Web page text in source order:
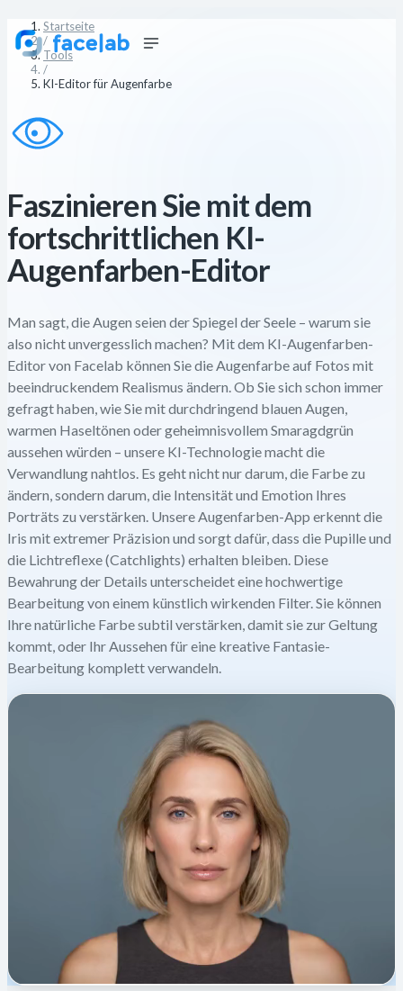
Startseite
/
Tools
/
KI-Editor für Augenfarbe
Faszinieren Sie mit dem
fortschrittlichen KI-
Augenfarben-Editor
Man sagt, die Augen seien der Spiegel der Seele – warum sie
also nicht unvergesslich machen? Mit dem KI-Augenfarben-
Editor von Facelab können Sie die Augenfarbe auf Fotos mit
beeindruckendem Realismus ändern. Ob Sie sich schon immer
gefragt haben, wie Sie mit durchdringend blauen Augen,
warmen Haseltönen oder geheimnisvollem Smaragdgrün
aussehen würden – unsere KI-Technologie macht die
Verwandlung nahtlos. Es geht nicht nur darum, die Farbe zu
ändern, sondern darum, die Intensität und Emotion Ihres
Porträts zu verstärken. Unsere Augenfarben-App erkennt die
Iris mit extremer Präzision und sorgt dafür, dass die Pupille und
die Lichtreflexe (Catchlights) erhalten bleiben. Diese
Bewahrung der Details unterscheidet eine hochwertige
Bearbeitung von einem künstlich wirkenden Filter. Sie können
Ihre natürliche Farbe subtil verstärken, damit sie zur Geltung
kommt, oder Ihr Aussehen für eine kreative Fantasie-
Bearbeitung komplett verwandeln.